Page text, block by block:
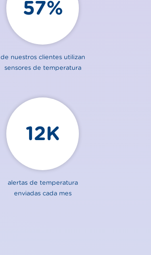
57%
de nuestros clientes utilizan
sensores de temperatura
12K
alertas de temperatura
enviadas cada mes